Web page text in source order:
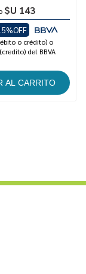
$U 143
o crédito) o
del BBVA